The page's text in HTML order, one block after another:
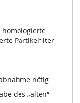
homologierte
Partikelfilter
nötig
des „alten“